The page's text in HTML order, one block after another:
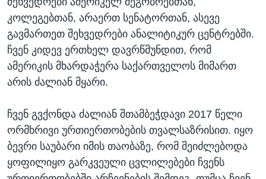
კოლეგებთან, არაერთ სენატორთან, ასევე
გავმართეთ შეხვედრები ანალიტიკურ ცენტრებში.
ჩვენ კიდევ ერთხელ დავრწმუნდით, რომ
ამერიკის მხარდაჭერა საქართველოს მიმართ
არის ძალიან მყარი.
ჩვენ გვქონდა ძალიან შთამბეჭდავი 2017 წელი
ორმხრივი ურთიერთობების თვალსაზრისით. იყო
ბევრი საუბარი იმის თაობაზე, რომ შეიძლებოდა
ყოფილიყო გარკვეული ცვლილებები ჩვენს